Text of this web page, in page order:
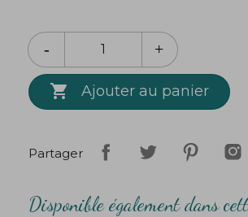
100% coton
Dimensions: 50x70 cm
Les couleurs peuvent varier selon
Promo : Pour 5 coupons achetés
ou différents) , le 6ème est offert
 Ajouter au panier
Partager
Disponible également dans